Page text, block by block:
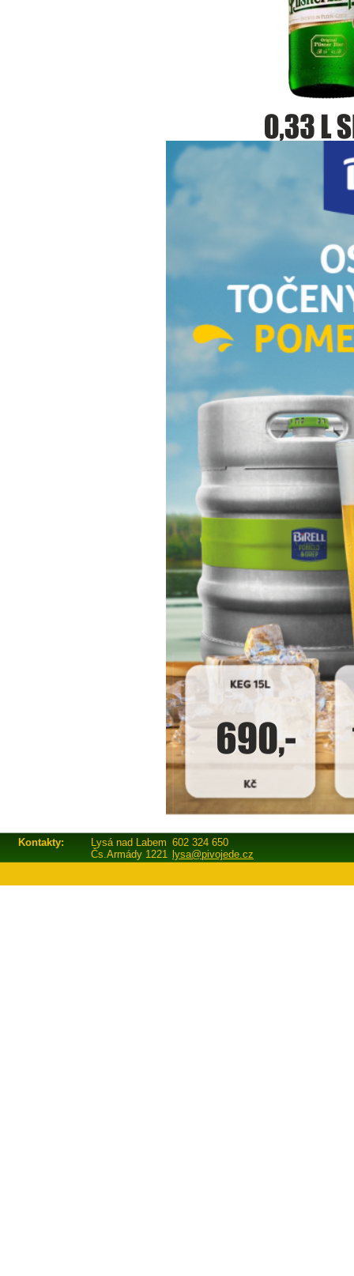
Kontakty: Lysá nad Labem 602 324 650
Čs.Armády 1221 lysa@pivojede.cz